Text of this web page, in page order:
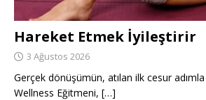
Hareket Etmek İyileştirir
3 Ağustos 2026
Gerçek dönüşümün, atılan ilk cesur adımla
Wellness Eğitmeni, […]